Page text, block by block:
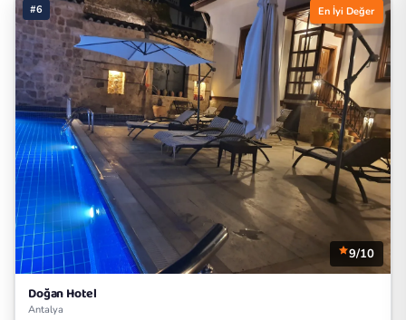
#6 En İyi Değer
9/10
Doğan Hotel
Antalya